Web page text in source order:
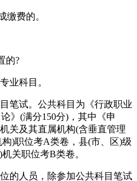
费的。
的?
科目。
试。公共科目为《行政职业
》(满分150分)，其中《申
关及其直属机构(含垂直管理
)职位考A类卷，县(市、区)级
关职位考B类卷。
人员，除参加公共科目笔试